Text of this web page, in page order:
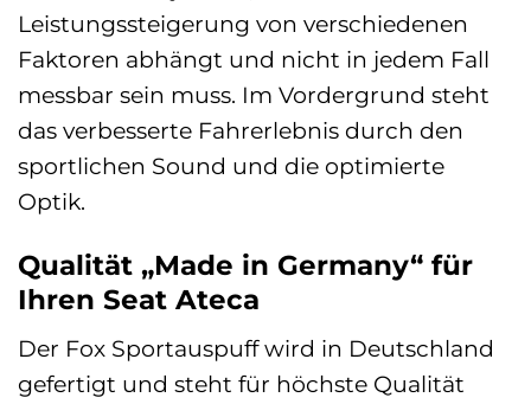
Leistungssteigerung von verschiedenen
Faktoren abhängt und nicht in jedem Fall
messbar sein muss. Im Vordergrund steht
das verbesserte Fahrerlebnis durch den
sportlichen Sound und die optimierte
Optik.
Qualität „Made in Germany“ für
Ihren Seat Ateca
Der Fox Sportauspuff wird in Deutschland
gefertigt und steht für höchste Qualität